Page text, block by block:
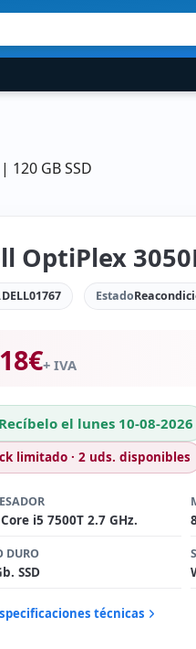
GB SSD
OptiPlex
DELL01767 Estado
€+ IVA
Recíbelo el lunes 10-08-2026
limitado · 2 uds. disponibles
i5 7500T 2.7 GHz.
DURO
SSD
técnicas